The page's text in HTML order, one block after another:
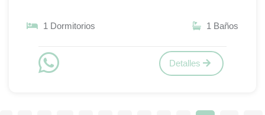
1 Dormitorios 1 Baños
Detalles